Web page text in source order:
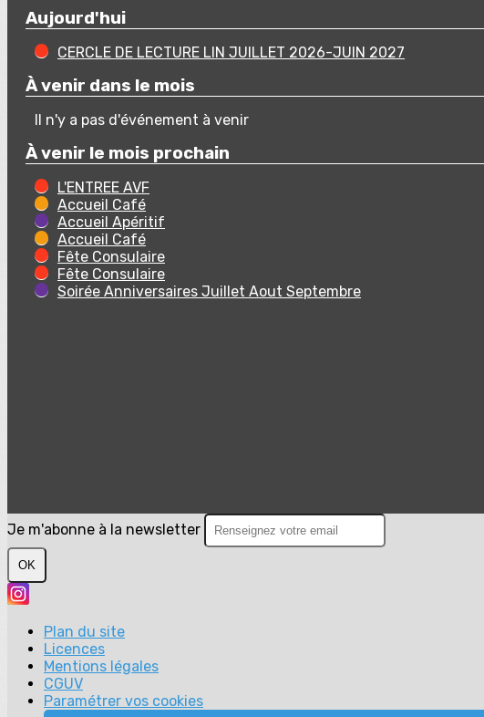
Aujourd'hui
CERCLE DE LECTURE LIN JUILLET 2026-JUIN 2027
À venir dans le mois
Il n'y a pas d'événement à venir
À venir le mois prochain
L'ENTREE AVF
Accueil Café
Accueil Apéritif
Accueil Café
Fête Consulaire
Fête Consulaire
Soirée Anniversaires Juillet Aout Septembre
Je m'abonne à la newsletter
OK
Plan du site
Licences
Mentions légales
CGUV
Paramétrer vos cookies